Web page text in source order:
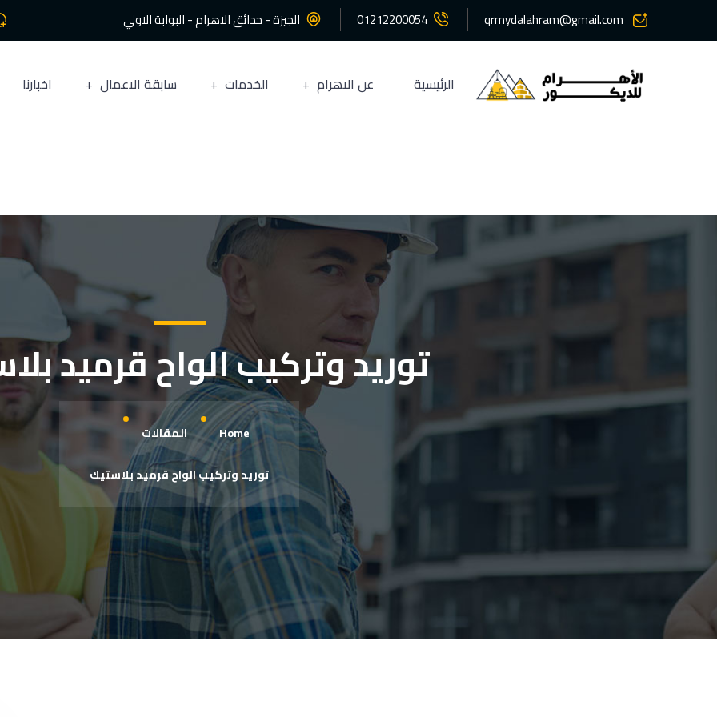
qrmydalahram@gmail.com
01212200054 الجيزة - حدائق الاهرام - البوابة الاولي
الرئيسية عن الاهرام الخدمات سابقة الاعمال اخبارنا
توريد وتركيب الواح قرميد
Home
المقالات
توريد وتركيب الواح قرميد بلاستيك